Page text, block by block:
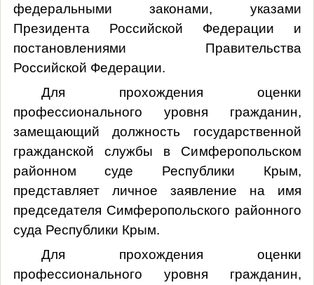
федеральными законами, указами
Президента Российской Федерации и
постановлениями Правительства
Российской Федерации.
Для прохождения оценки
профессионального уровня гражданин,
замещающий должность государственной
гражданской службы в Симферопольском
районном суде Республики Крым,
представляет личное заявление на имя
председателя Симферопольского районного
суда Республики Крым.
Для прохождения оценки
профессионального уровня гражданин,